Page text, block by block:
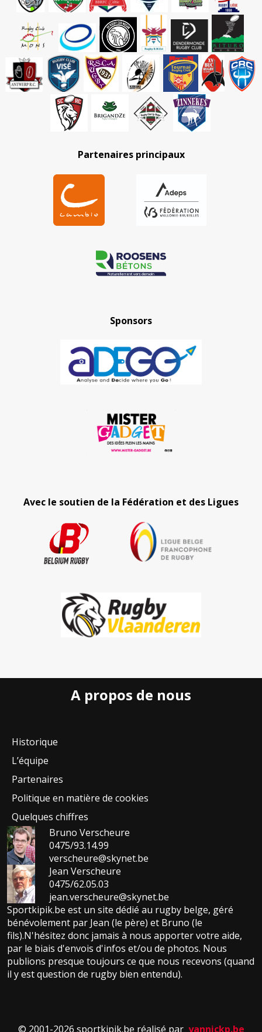
Partenaires principaux
Sponsors
Avec le soutien de la Fédération et des Ligues
A propos de nous
Historique
L’équipe
Partenaires
Politique en matière de cookies
Quelques chiffres
Bruno Verscheure
0475/93.14.99
verscheure@skynet.be
Jean Verscheure
0475/62.05.03
jean.verscheure@skynet.be
Sportkipik.be est un site dédié au rugby belge, géré
bénévolement par Jean (le père) et Bruno (le
fils).N'hésitez donc jamais à nous apporter votre aide,
par le biais d'envois d'infos et/ou de photos. Nous
publions presque toujours ce que nous recevons (quand
il y est question de rugby bien entendu).
© 2001-2026 sportkipik.be réalisé par yannickp.be